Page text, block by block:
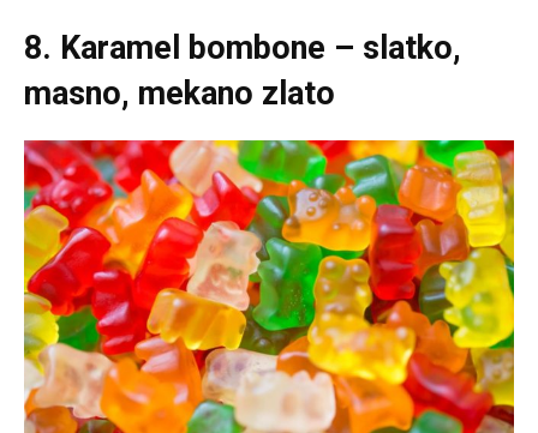
8. Karamel bombone – slatko,
masno, mekano zlato